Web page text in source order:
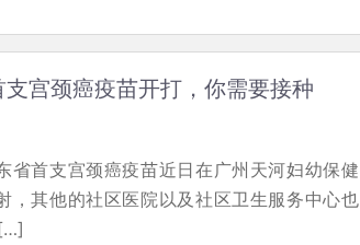
支宫颈癌疫苗开打，你需要接种
省首支宫颈癌疫苗近日在广州天河妇幼保健
，其他的社区医院以及社区卫生服务中心也